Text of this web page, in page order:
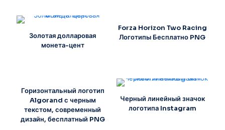
Золотая долларовая
монета-цент
Forza Horizon Two Racing
Логотипы Бесплатно PNG
Горизонтальный логотип
Algorand с черным
текстом, современный
дизайн, бесплатный PNG
Черный линейный значок
логотипа Instagram